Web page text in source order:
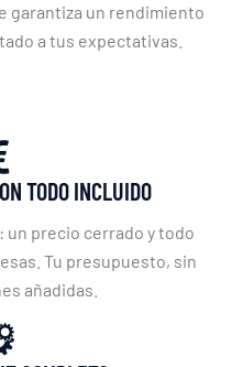
garantiza un rendimiento
a tus expectativas.
TODO INCLUIDO
precio cerrado y todo
Tu presupuesto, sin
añadidas.